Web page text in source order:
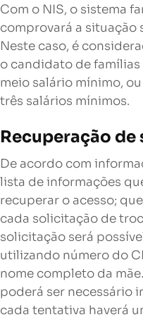
Com o NIS, o sistema
comprovará a situação
Neste caso, é
o candidato de
meio salário mínimo,
três salários mínimos.
Recuperação de
De acordo com
lista de informações
recuperar o acesso;
cada solicitação de
solicitação será
utilizando número do
nome completo da
poderá ser necessário
cada tentativa haverá